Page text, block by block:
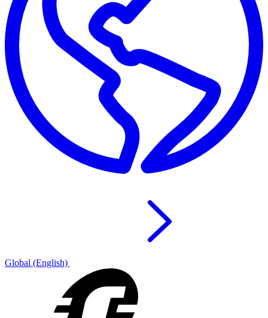
Global (English)